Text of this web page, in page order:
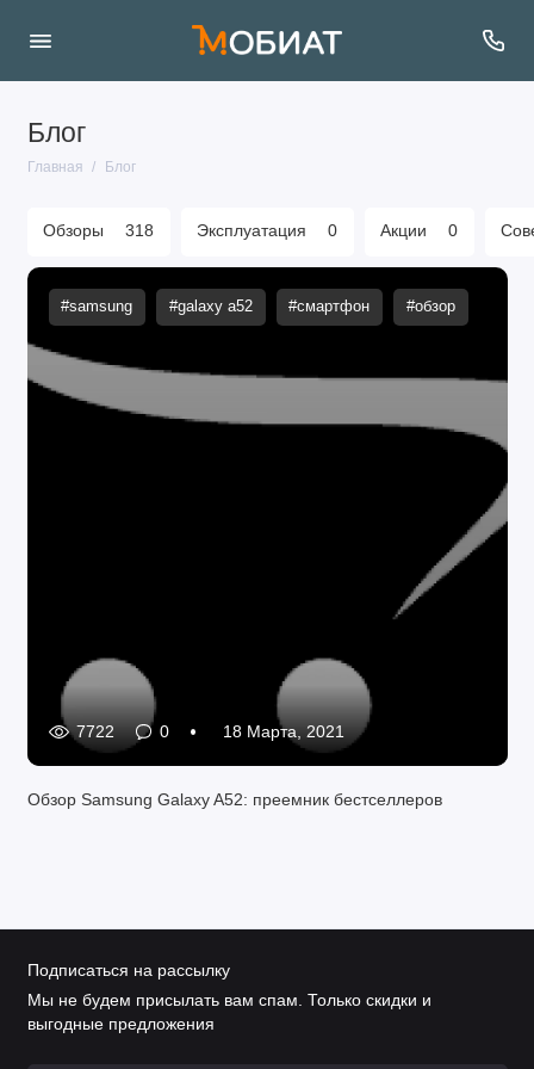
Блог
Главная Блог
Обзоры 318 Эксплуатация 0 Акции 0
#samsung #galaxy a52 #смартфон #обзор
7722 0 18 Марта, 2021
Обзор Samsung Galaxy A52: преемник бестселлеров
Подписаться на рассылку
Мы не будем присылать вам спам. Только скидки и
выгодные предложения